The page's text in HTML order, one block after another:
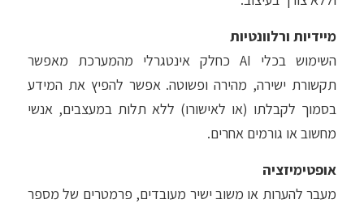
מיידיות ורלוונטיות
השימוש בכלי AI כחלק אינטגרלי מהמערכת מאפשר
תקשורת ישירה, מהירה ופשוטה. אפשר להפיץ את המידע
בסמוך לקבלתו (או לאישורו) ללא תלות במעצבים, אנשי
מחשוב או גורמים אחרים.
אופטימיזציה
מעבר להערות או משוב ישיר מעובדים, פרמטרים של מספר